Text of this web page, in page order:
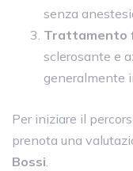
senza
Trattamento
sclerosante e
generalmente
Per iniziare il
prenota una
Bossi.